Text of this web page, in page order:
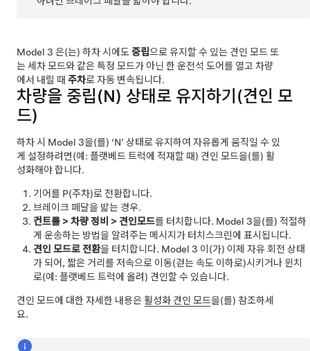
Model 3 은(는) 하차 시에도중립으로 유지할 수 있는 견인 모드 또
는 세차 모드와 같은 특정 모드가 아닌 한 운전석 도어를 열고 차량
에서 내릴 때 주차로 자동 변속됩니다.
차량을 중립(N) 상태로 유지하기(견인 모
드)
하차 시 Model 3을(를) ‘N’ 상태로 유지하여 자유롭게 움직일 수 있
게 설정하려면(예: 플랫베드 트럭에 적재할 때) 견인 모드을(를) 활
성화해야 합니다.
기어를 P(주차)로 전환합니다.
브레이크 페달을 밟는 경우.
컨트롤 > 차량 정비 > 견인모드를 터치합니다. Model 3을(를) 적절하
게 운송하는 방법을 알려주는 메시지가 터치스크린에 표시됩니다.
견인 모드로 전환을 터치합니다. Model 3 이(가) 이제 자유 회전 상태
가 되어, 짧은 거리를 저속으로 이동(걷는 속도 이하로)시키거나 윈치
로(예: 플랫베드 트럭에 올려) 견인할 수 있습니다.
견인 모드에 대한 자세한 내용은활성화 견인 모드을(를) 참조하세
요.